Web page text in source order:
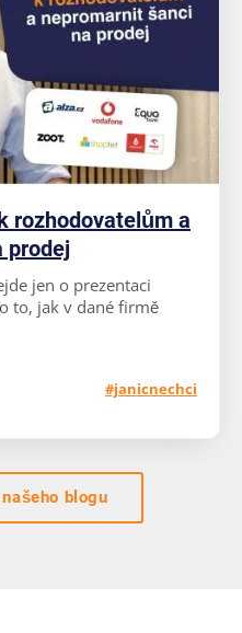
rozhodovatelům a
prodej
jen o prezentaci
to, jak v dané firmě
#janicnechci
blogu